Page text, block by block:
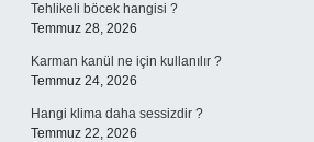
Tehlikeli böcek hangisi ?
Temmuz 28, 2026
Karman kanül ne için kullanılır ?
Temmuz 24, 2026
Hangi klima daha sessizdir ?
Temmuz 22, 2026